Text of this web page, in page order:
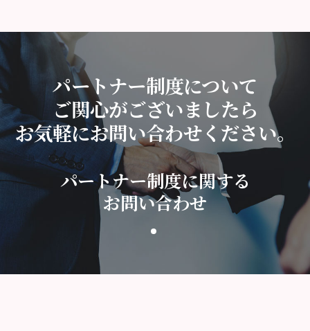
パートナー制度について
ご関心がございましたら
お気軽にお問い合わせください。
パートナー制度に関する
お問い合わせ